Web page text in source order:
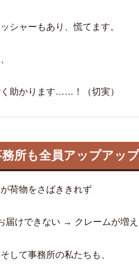
シャーもあり、慌てます。
助かります……！（切実）
所も全員アップアップ
荷物をさばききれず
届けできない → クレームが増
して事務所の私たちも、